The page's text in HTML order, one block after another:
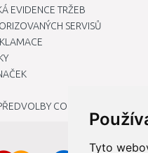
Tyto
EVIDENCE TRŽEB
SERVISŮ
COOKIES